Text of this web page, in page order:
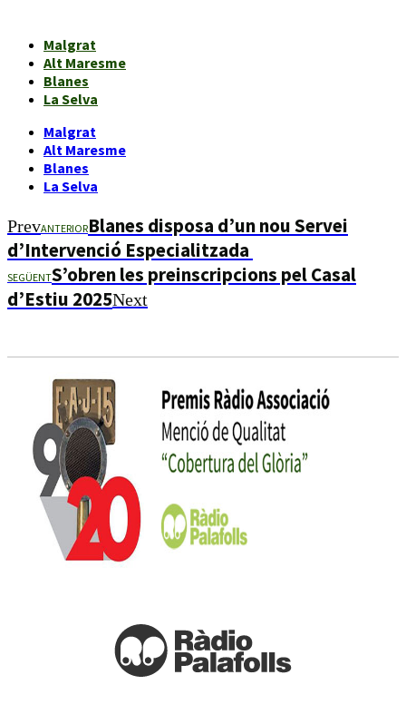
Malgrat
Alt Maresme
Blanes
La Selva
Malgrat
Alt Maresme
Blanes
La Selva
PrevANTERIORBlanes disposa d’un nou Servei
d’Intervenció Especialitzada
SEGÜENTS’obren les preinscripcions pel Casal
d’Estiu 2025Next